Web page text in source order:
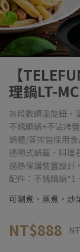
【
理鍋LT-
無段數調溫旋鈕，
不銹鋼鍋+不沾烤
鍋體/蒸架皆採用
透明式鍋蓋，料理
過熱保護裝置設計。
配件：不銹鋼鍋*1
可涮煮、蒸煮、炒
NT$888